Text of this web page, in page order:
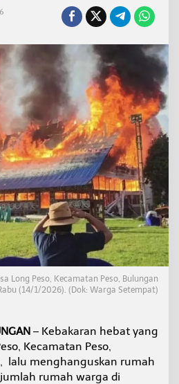
Long Peso, Kecamatan Peso, Bulungan
(14/1/2026). (Dok: Warga Setempat)
– Kebakaran hebat yang
Kecamatan Peso,
lalu menghanguskan rumah
rumah warga di